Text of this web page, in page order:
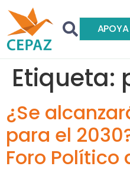
APOYA
Etiqueta:
¿Se
para el
Foro Político